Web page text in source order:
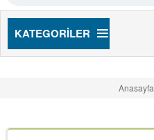
KATEGORILER
Anasayfa